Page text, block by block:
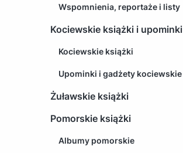
Wspomnienia, reportaże i listy
Kociewskie książki i upominki
Kociewskie książki
Upominki i gadżety kociewskie
Żuławskie książki
Pomorskie książki
Albumy pomorskie